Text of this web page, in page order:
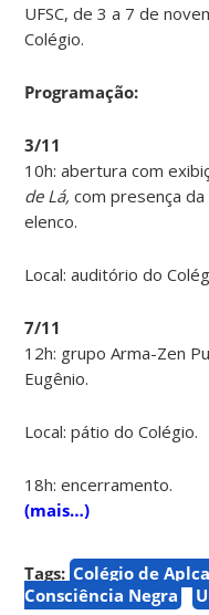
UFSC, de 3 a 7 de
Colégio.
Programação:
3/11
10h: abertura com
de Lá,com presença
elenco.
Local: auditório do
7/11
12h: grupo Arma-Zen
Eugênio.
Local: pátio do Colégio.
18h: encerramento.
(mais…)
Tags: Colégio de
Consciência Negra